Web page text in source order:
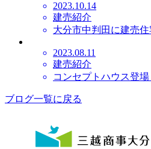
2023.10.14
建売紹介
大分市中判田に建売住
2023.08.11
建売紹介
コンセプトハウス登場
ブログ一覧に戻る